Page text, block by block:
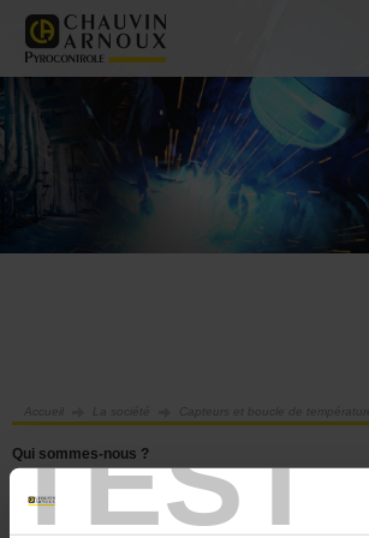
TEST
La société Capteurs et boucle de température
Qui sommes-nous ?